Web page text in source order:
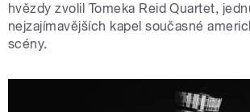
hvězdy zvolil Tomeka Reid Quartet,
nejzajímavějších kapel současné
scény.